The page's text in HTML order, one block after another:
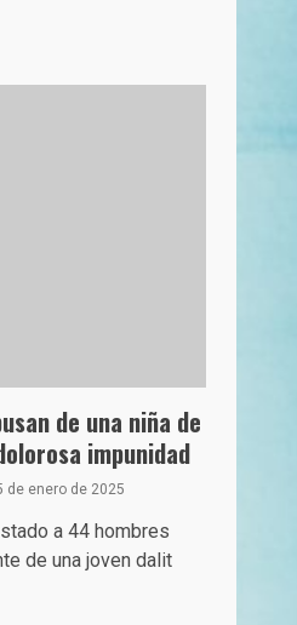
de una niña de
impunidad
de enero de 2025
a 44 hombres
de una joven dalit